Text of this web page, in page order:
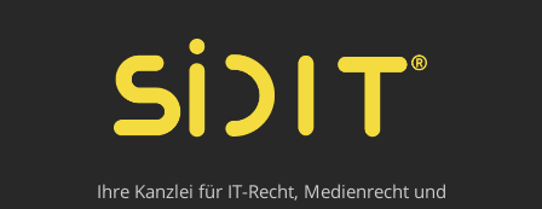
Ihre Kanzlei für IT-Recht, Medienrecht und